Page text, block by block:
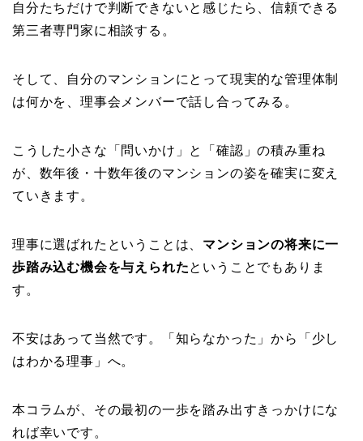
自分たちだけで判断できないと感じたら、信頼できる
第三者専門家に相談する。
そして、自分のマンションにとって現実的な管理体制
は何かを、理事会メンバーで話し合ってみる。
こうした小さな「問いかけ」と「確認」の積み重ね
が、数年後・十数年後のマンションの姿を確実に変え
ていきます。
理事に選ばれたということは、 マンションの将来に一
歩踏み込む機会を与えられたということでもありま
す。
不安はあって当然です。「知らなかった」から「少し
はわかる理事」へ。
本コラムが、その最初の一歩を踏み出すきっかけにな
れば幸いです。